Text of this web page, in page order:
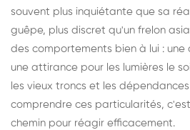
souvent plus inquiétante que sa
guêpe, plus discret qu'un frelon
des comportements bien à lui : une
une attirance pour les lumières le
les vieux troncs et les dépendances
comprendre ces particularités,
chemin pour réagir efficacement.